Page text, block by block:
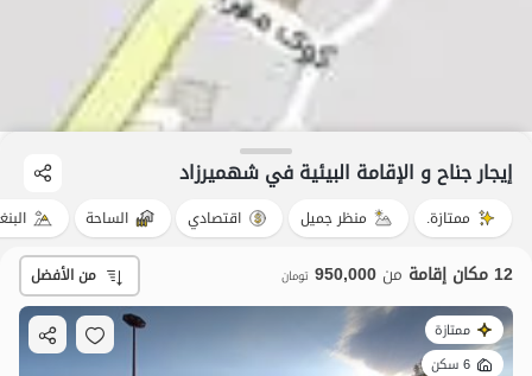
إيجار جناح و الإقامة البيئية في شهمیرزاد
ممتازة. منظر جميل اقتصادي الساحة
12 مكان إقامة من 950,000 تومان من الأفضل
ممتازة
6 سكن